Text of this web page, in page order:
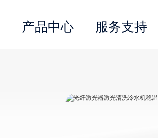
产品中心 服务支持